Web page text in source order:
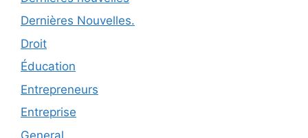
Dernières Nouvelles.
Droit
Éducation
Entrepreneurs
Entreprise
General